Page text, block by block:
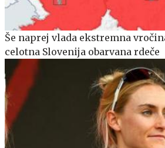
Še naprej vlada ekstremna
celotna Slovenija obarvana rdeče